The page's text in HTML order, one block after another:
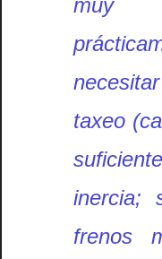
taxeo
inercia;
frenos